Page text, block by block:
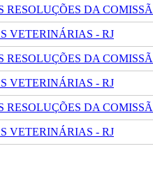
RESOLUÇÕES DA
VETERINÁRIAS - RJ
RESOLUÇÕES DA
VETERINÁRIAS - RJ
RESOLUÇÕES DA
VETERINÁRIAS - RJ